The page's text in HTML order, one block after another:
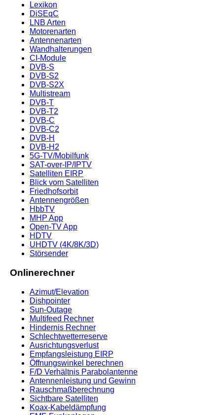
Lexikon
DiSEqC
LNB Arten
Motorenarten
Antennenarten
Wandhalterungen
CI-Module
DVB-S
DVB-S2
DVB-S2X
Multistream
DVB-T
DVB-T2
DVB-C
DVB-C2
DVB-H
DVB-H2
5G-TV/Mobilfunk
SAT-over-IP/IPTV
Satelliten EIRP
Blick vom Satelliten
Friedhofsorbit
Antennengrößen
HbbTV
MHP App
Open-TV App
HDTV
UHDTV (4K/8K/3D)
Störsender
Onlinerechner
Azimut/Elevation
Dishpointer
Sun-Outage
Multifeed Rechner
Hindernis Rechner
Schlechtwetterreserve
Ausrichtungsverlust
Empfangsleistung EIRP
Öffnungswinkel berechnen
F/D Verhältnis Parabolantenne
Antennenleistung und Gewinn
Rauschmaßberechnung
Sichtbare Satelliten
Koax-Kabeldämpfung